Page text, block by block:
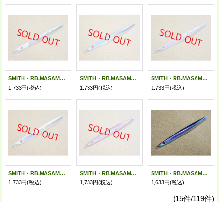
SMITH・RB.MASAMUNE 155g/10 レーザータチGH
1,733円(税込)
SMITH・RB.MASAMUNE 155g/11 フルレーザー
1,733円(税込)
SMITH・RB.MASAMUNE 155g/14 シェルピンクライン
1,733円(税込)
SMITH・RB.MASAMUNE 155g/15 アバロンインザグロー
1,733円(税込)
SMITH・RB.MASAMUNE 155g/16 スルメグロー
1,733円(税込)
SMITH・RB.MASAMUNE 135g/01 ブルーイワシ
1,633円(税込)
(15件/119件)